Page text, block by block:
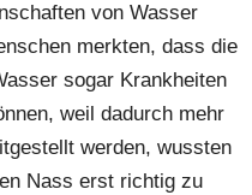
von Wasser
merkten, dass die
sogar Krankheiten
weil dadurch mehr
werden, wussten
Nass erst richtig zu